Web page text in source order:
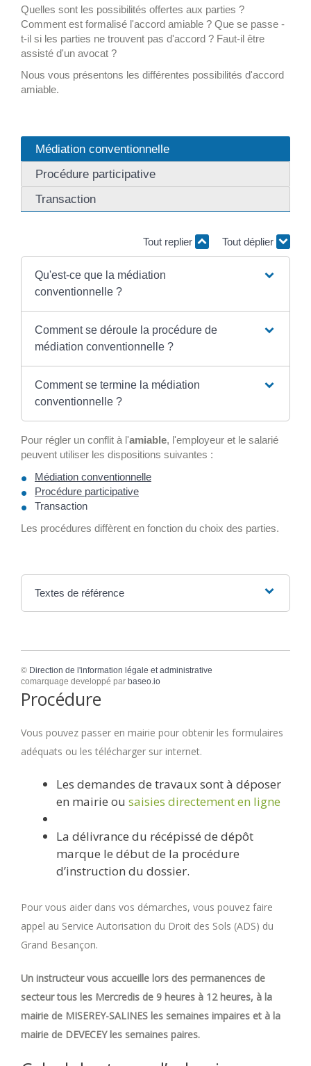
Quelles sont les possibilités offertes aux parties ?
Comment est formalisé l'accord amiable ? Que se passe -
t-il si les parties ne trouvent pas d'accord ? Faut-il être
assisté d'un avocat ?
Nous vous présentons les différentes possibilités d'accord
amiable.
Médiation conventionnelle
Procédure participative
Transaction
Tout replier Tout déplier
Qu'est-ce que la médiation
conventionnelle ?
Comment se déroule la procédure de
médiation conventionnelle ?
Comment se termine la médiation
conventionnelle ?
Pour régler un conflit à l'amiable, l'employeur et le salarié
peuvent utiliser les dispositions suivantes :
Médiation conventionnelle
Procédure participative
Transaction
Les procédures diffèrent en fonction du choix des parties.
Textes de référence
© Direction de l'information légale et administrative
comarquage developpé par baseo.io
Procédure
Vous pouvez passer en mairie pour obtenir les formulaires
adéquats ou les télécharger sur internet.
Les demandes de travaux sont à déposer
en mairie ou saisies directement en ligne
La délivrance du récépissé de dépôt
marque le début de la procédure
d’instruction du dossier.
Pour vous aider dans vos démarches, vous pouvez faire
appel au Service Autorisation du Droit des Sols (ADS) du
Grand Besançon.
Un instructeur vous accueille lors des permanences de
secteur tous les Mercredis de 9 heures à 12 heures, à la
mairie de MISEREY-SALINES les semaines impaires et à la
mairie de DEVECEY les semaines paires.